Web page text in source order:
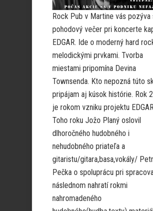
Rock Pub v Martine vás
pohodový večer pri koncerte
EDGAR. Ide o moderný hard
melodickými prvkami. Tvorba
miestami pripomína Devina
Townsenda. Kto nepozná túto
pripájam aj kúsok histórie. Rok
je rokom vzniku projektu
Toho roku Jožo Planý oslovil
dlhoročného hudobného i
nehudobného priateľa a
gitaristu/gitara,basa,vokály/
Pečka o spoluprácu pri
následnom nahratí rokmi
nahromadeného